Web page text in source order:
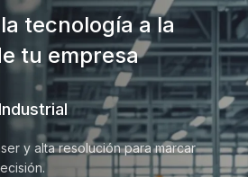
tecnología a la
tu empresa
y alta resolución para marcar